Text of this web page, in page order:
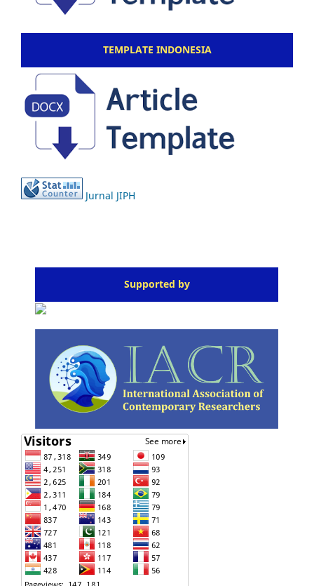
TEMPLATE INDONESIA
Jurnal JIPH
Supported by